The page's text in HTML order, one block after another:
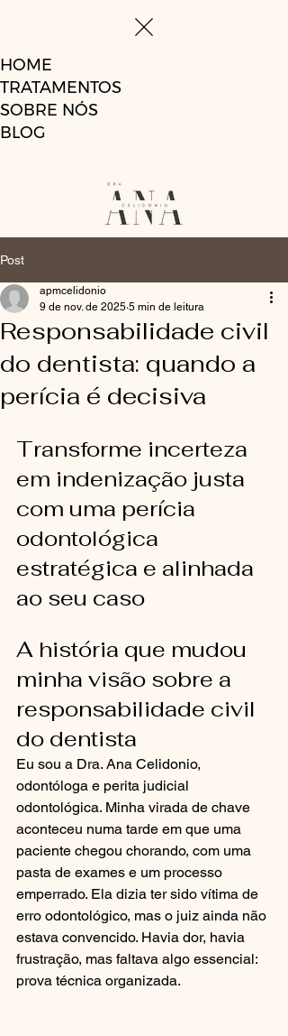
HOME
TRATAMENTOS
SOBRE NÓS
BLOG
Post
Responsabilidade civil
do dentista: quando a
perícia é decisiva
apmcelidonio
9 de nov. de 2025 5 min de leitura
Transforme incerteza
em indenização justa
com uma perícia
odontológica
estratégica e alinhada
ao seu caso
A história que mudou
minha visão sobre a
responsabilidade civil
do dentista
Eu sou a Dra. Ana Celidonio,
odontóloga e perita judicial
odontológica. Minha virada de chave
aconteceu numa tarde em que uma
paciente chegou chorando, com uma
pasta de exames e um processo
emperrado. Ela dizia ter sido vítima de
erro odontológico, mas o juiz ainda não
estava convencido. Havia dor, havia
frustração, mas faltava algo essencial:
prova técnica organizada.